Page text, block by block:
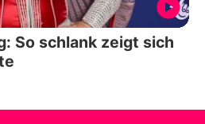
So schlank zeigt sich